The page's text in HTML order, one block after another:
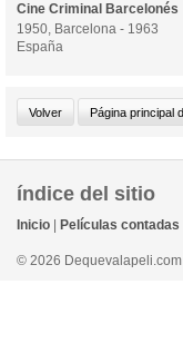
Cine Criminal Barcelonés
1950, Barcelona - 1963
España
índice del sitio
Inicio Películas contadas
© 2026 Dequevalapeli.com